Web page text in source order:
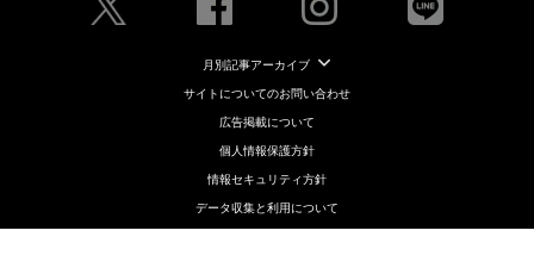
月別記事アーカイブ
サイトについてのお問い合わせ
広告掲載について
個人情報保護方針
情報セキュリティ方針
データ収集と利用について